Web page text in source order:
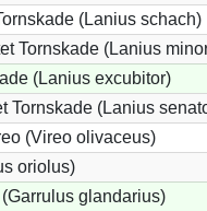
(Lanius schach)
Tornskade (Lanius
(Lanius excubitor)
Tornskade (Lanius
(Vireo olivaceus)
oriolus)
glandarius)